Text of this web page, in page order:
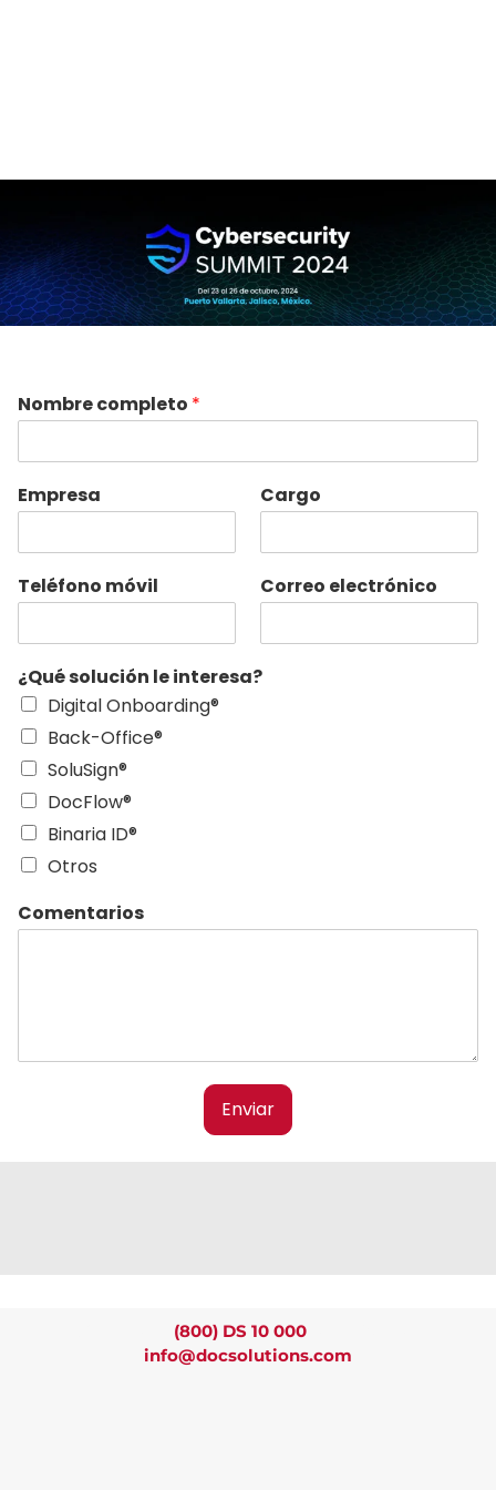
Nombre completo *
Empresa Cargo
Teléfono móvil Correo electrónico
¿Qué solución le interesa?
Digital Onboarding®
Back-Office®
SoluSign®
DocFlow®
Binaria ID®
Otros
Comentarios
Enviar
(800) DS 10 000o escríbanos a
info@docsolutions.com